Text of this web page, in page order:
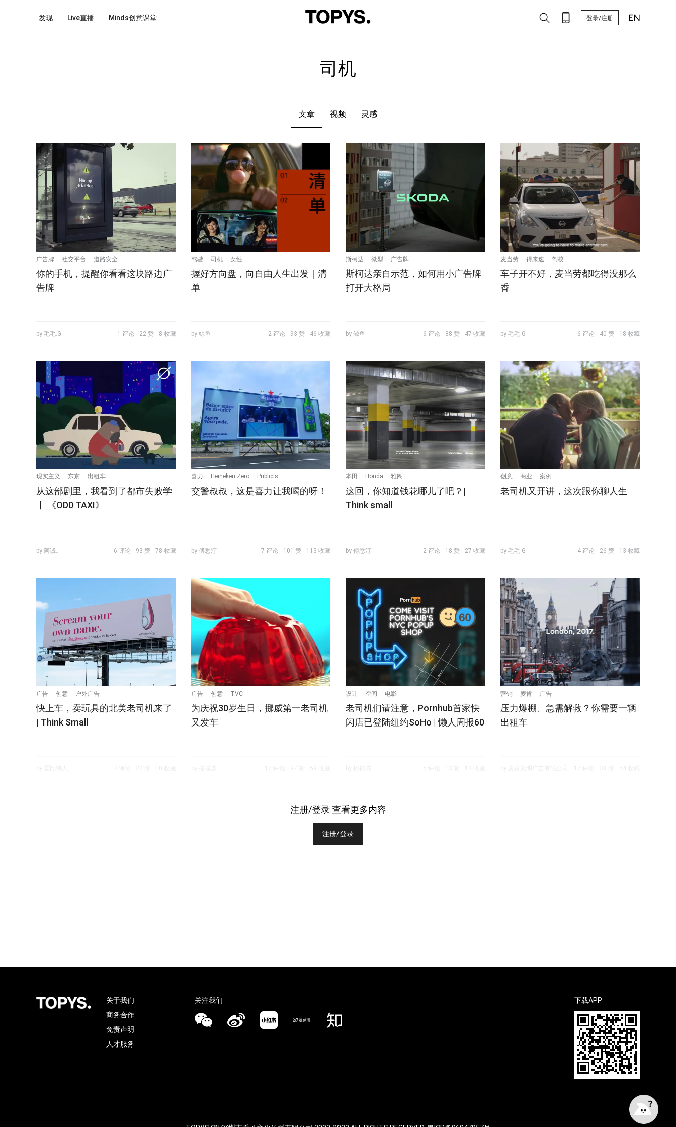
发现 Live直播 Minds创意课堂 登录/注册
文章 视频 灵感
广告牌 社交平台 道路安全
你的手机，提醒你看看这块路边广
告牌
by 毛毛.G 1 评论 22 赞 8 收藏
驾驶 司机 女性
握好方向盘，向自由人生出发｜清
单
by 鲸鱼 2 评论 93 赞 46 收藏
斯柯达 微型 广告牌
斯柯达亲自示范，如何用小广告牌
打开大格局
by 鲸鱼 6 评论 88 赞 47 收藏
麦当劳 得来速 驾校
车子开不好，麦当劳都吃得没那么
香
by 毛毛.G 6 评论 40 赞 18 收藏
现实主义 东京 出租车
从这部剧里，我看到了都市失败学
丨 《ODD TAXI》
by 阿诚。 6 评论 93 赞 78 收藏
喜力 Heineken Zero Publicis
交警叔叔，这是喜力让我喝的呀！
by 傅悉汀 7 评论 101 赞 113 收藏
本田 Honda 雅阁
这回，你知道钱花哪儿了吧？|
Think small
by 傅悉汀 2 评论 18 赞 27 收藏
创意 商业 案例
老司机又开讲，这次跟你聊人生
by 毛毛.G 4 评论 26 赞 13 收藏
广告 创意 户外广告
快上车，卖玩具的北美老司机来了
| Think Small
广告 创意 TVC
为庆祝30岁生日，挪威第一老司机
又发车
设计 空间 电影
老司机们请注意，Pornhub首家快
闪店已登陆纽约SoHo | 懒人周报60
营销 麦肯 广告
压力爆棚、急需解救？你需要一辆
出租车
注册/登录 查看更多内容
注册/登录
关于我们
商务合作
免责声明
人才服务
关注我们 下载APP